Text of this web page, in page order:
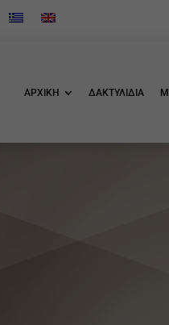
ΑΡΧΙΚΗ ΔΑΚΤΥΛΙΔΙΑ